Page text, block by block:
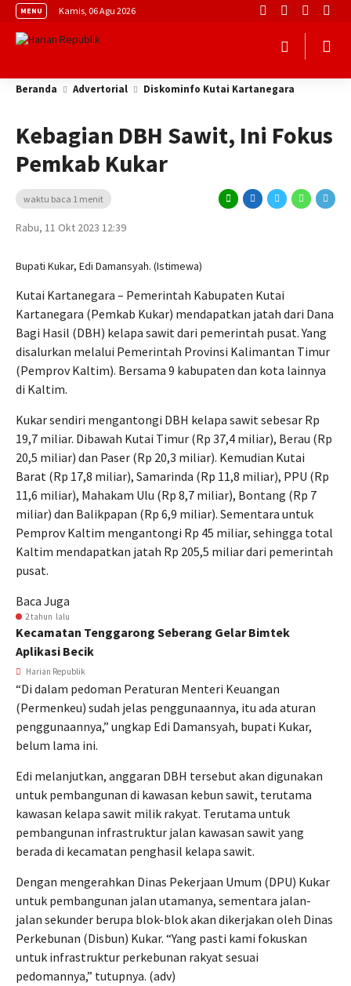
MENU Kamis, 06 Agu 2026
Beranda Advertorial Diskominfo Kutai Kartanegara
Kebagian DBH Sawit, Ini Fokus
Pemkab Kukar
waktu baca 1 menit
Rabu, 11 Okt 2023 12:39
Bupati Kukar, Edi Damansyah. (Istimewa)
Kutai Kartanegara – Pemerintah Kabupaten Kutai
Kartanegara (Pemkab Kukar) mendapatkan jatah dari Dana
Bagi Hasil (DBH) kelapa sawit dari pemerintah pusat. Yang
disalurkan melalui Pemerintah Provinsi Kalimantan Timur
(Pemprov Kaltim). Bersama 9 kabupaten dan kota lainnya
di Kaltim.
Kukar sendiri mengantongi DBH kelapa sawit sebesar Rp
19,7 miliar. Dibawah Kutai Timur (Rp 37,4 miliar), Berau (Rp
20,5 miliar) dan Paser (Rp 20,3 miliar). Kemudian Kutai
Barat (Rp 17,8 miliar), Samarinda (Rp 11,8 miliar), PPU (Rp
11,6 miliar), Mahakam Ulu (Rp 8,7 miliar), Bontang (Rp 7
miliar) dan Balikpapan (Rp 6,9 miliar). Sementara untuk
Pemprov Kaltim mengantongi Rp 45 miliar, sehingga total
Kaltim mendapatkan jatah Rp 205,5 miliar dari pemerintah
pusat.
Baca Juga
2 tahun lalu
Kecamatan Tenggarong Seberang Gelar Bimtek
Aplikasi Becik
Harian Republik
“Di dalam pedoman Peraturan Menteri Keuangan
(Permenkeu) sudah jelas penggunaannya, itu ada aturan
penggunaannya,” ungkap Edi Damansyah, bupati Kukar,
belum lama ini.
Edi melanjutkan, anggaran DBH tersebut akan digunakan
untuk pembangunan di kawasan kebun sawit, terutama
kawasan kelapa sawit milik rakyat. Terutama untuk
pembangunan infrastruktur jalan kawasan sawit yang
berada di kecamatan penghasil kelapa sawit.
Dengan mengerahkan Dinas Pekerjaan Umum (DPU) Kukar
untuk pembangunan jalan utamanya, sementara jalan-
jalan sekunder berupa blok-blok akan dikerjakan oleh Dinas
Perkebunan (Disbun) Kukar. “Yang pasti kami fokuskan
untuk infrastruktur perkebunan rakyat sesuai
pedomannya,” tutupnya. (adv)